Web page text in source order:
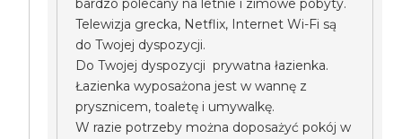
bardzo polecany na letnie i zimowe pobyty.
Telewizja grecka, Netflix, Internet Wi-Fi są
do Twojej dyspozycji.
Do Twojej dyspozycji prywatna łazienka.
Łazienka wyposażona jest w wannę z
prysznicem, toaletę i umywalkę.
W razie potrzeby można doposażyć pokój w